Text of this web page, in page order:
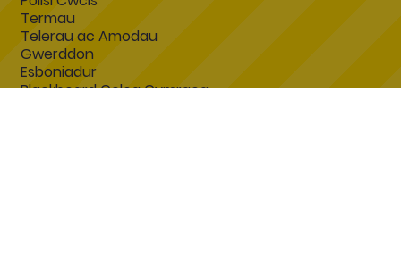
Termau
Telerau ac Amodau
Gwerddon
Esboniadur
Blackboard Coleg Cymraeg